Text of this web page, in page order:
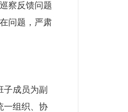
察反馈问题
问题，严肃
成员为副
一组织、协